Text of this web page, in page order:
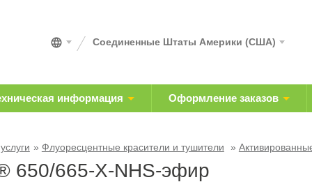
Соединенные Штаты Америки (США)
информация Оформление заказов
Флуоресцентные красители и тушители
650/665-X-NHS-эфир